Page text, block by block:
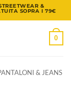
&
SOPRA I 79€
0
& JEANS